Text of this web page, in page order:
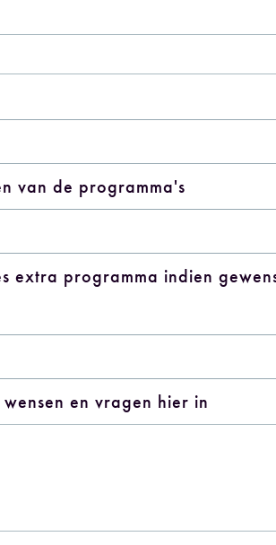
van de programma's
extra programma indien
en vragen hier in